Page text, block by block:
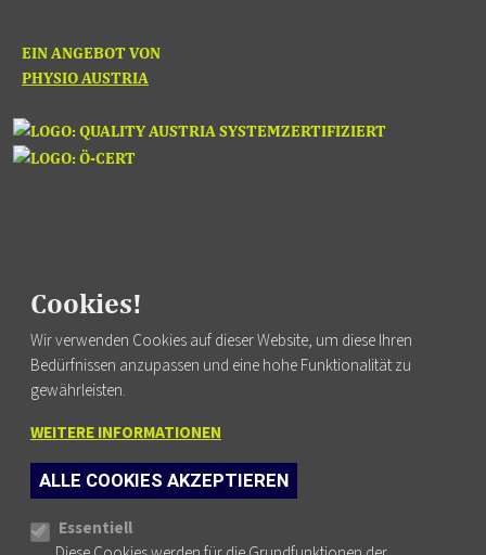
Cookies!
Wir verwenden Cookies auf dieser Website, um diese Ihren
Bedürfnissen anzupassen und eine hohe Funktionalität zu
gewährleisten.
WEITERE INFORMATIONEN
ALLE COOKIES AKZEPTIEREN
Cookie-Einstellungen
Essentiell
EIN ANGEBOT VON
PHYSIO AUSTRIA
Fortbildung finden
FUSSZEILENMENÜ
AGB
DATENSCHUTZ
IMPRESSUM